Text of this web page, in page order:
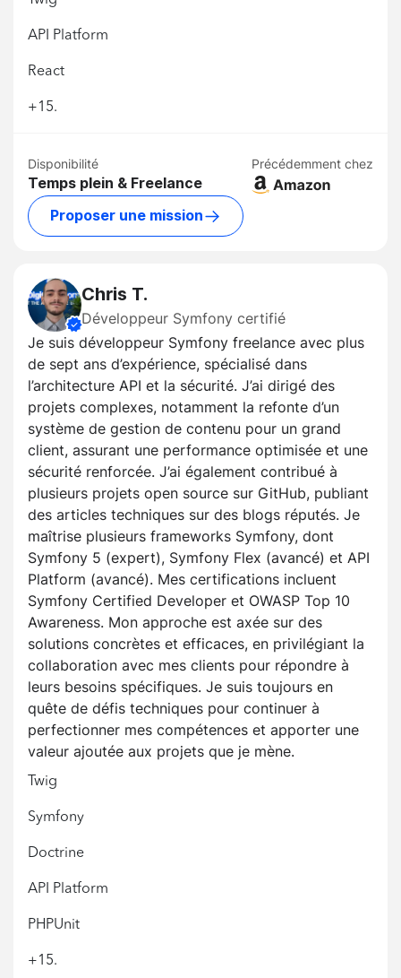
API Platform
React
+15.
Disponibilité
Temps plein & Freelance
Précédemment chez
Proposer une mission
Chris T.
Développeur Symfony certifié
Je suis développeur Symfony freelance avec plus
de sept ans d’expérience, spécialisé dans
l’architecture API et la sécurité. J’ai dirigé des
projets complexes, notamment la refonte d’un
système de gestion de contenu pour un grand
client, assurant une performance optimisée et une
sécurité renforcée. J’ai également contribué à
plusieurs projets open source sur GitHub, publiant
des articles techniques sur des blogs réputés. Je
maîtrise plusieurs frameworks Symfony, dont
Symfony 5 (expert), Symfony Flex (avancé) et API
Platform (avancé). Mes certifications incluent
Symfony Certified Developer et OWASP Top 10
Awareness. Mon approche est axée sur des
solutions concrètes et efficaces, en privilégiant la
collaboration avec mes clients pour répondre à
leurs besoins spécifiques. Je suis toujours en
quête de défis techniques pour continuer à
perfectionner mes compétences et apporter une
valeur ajoutée aux projets que je mène.
Twig
Symfony
Doctrine
API Platform
PHPUnit
+15.